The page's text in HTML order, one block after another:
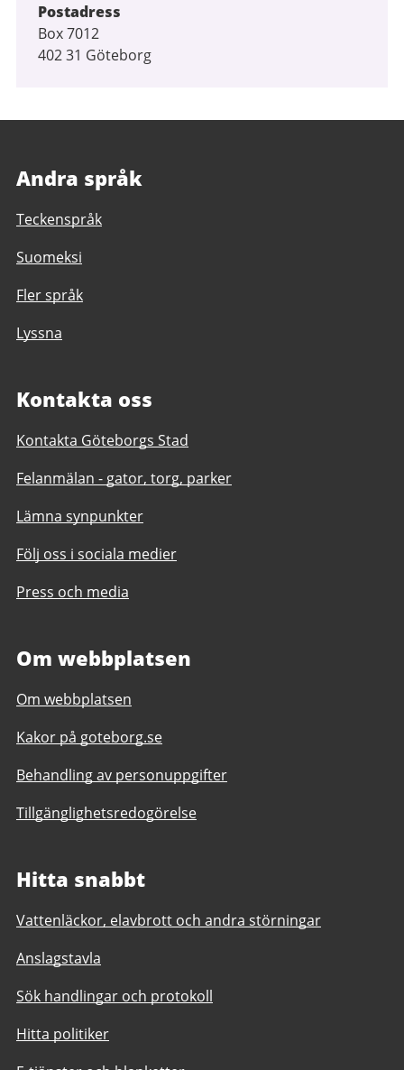
Postadress
Box 7012
402 31 Göteborg
Andra språk
Teckenspråk
Suomeksi
Fler språk
Lyssna
Kontakta oss
Kontakta Göteborgs Stad
Felanmälan - gator, torg, parker
Lämna synpunkter
Följ oss i sociala medier
Press och media
Om webbplatsen
Om webbplatsen
Kakor på goteborg.se
Behandling av personuppgifter
Tillgänglighetsredogörelse
Hitta snabbt
Vattenläckor, elavbrott och andra störningar
Anslagstavla
Sök handlingar och protokoll
Hitta politiker